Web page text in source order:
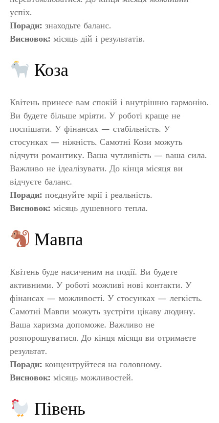
успіх.
Поради: знаходьте баланс.
Висновок: місяць дій і результатів.
Коза
Квітень принесе вам спокій і внутрішню гармонію.
Ви будете більше мріяти. У роботі краще не
поспішати. У фінансах — стабільність. У
стосунках — ніжність. Самотні Кози можуть
відчути романтику. Ваша чутливість — ваша сила.
Важливо не ідеалізувати. До кінця місяця ви
відчуєте баланс.
Поради: поєднуйте мрії і реальність.
Висновок: місяць душевного тепла.
Мавпа
Квітень буде насиченим на події. Ви будете
активними. У роботі можливі нові контакти. У
фінансах — можливості. У стосунках — легкість.
Самотні Мавпи можуть зустріти цікаву людину.
Ваша харизма допоможе. Важливо не
розпорошуватися. До кінця місяця ви отримаєте
результат.
Поради: концентруйтеся на головному.
Висновок: місяць можливостей.
Півень